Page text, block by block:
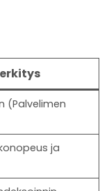
(Palvelimen
ja